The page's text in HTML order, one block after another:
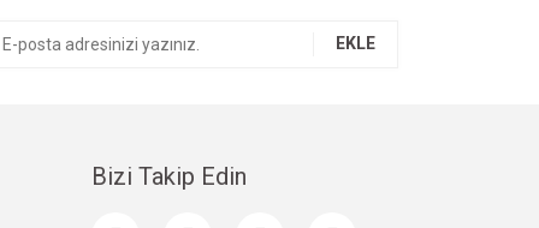
EKLE
Bizi Takip Edin